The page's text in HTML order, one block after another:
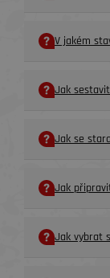
V jakém
Jak
Jak se
Jak
Jak vybrat